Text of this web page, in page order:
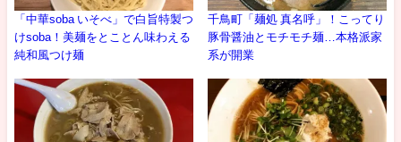
「中華soba いそべ」で白旨特製つ
けsoba！美麺をとことん味わえる
純和風つけ麺
千鳥町「麺処 真名呼」！こってり
豚骨醤油とモチモチ麺…本格派家
系が開業